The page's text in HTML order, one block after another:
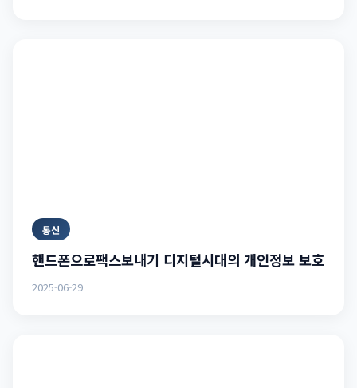
통신
핸드폰으로팩스보내기 디지털시대의 개인정보 보호
2025-06-29